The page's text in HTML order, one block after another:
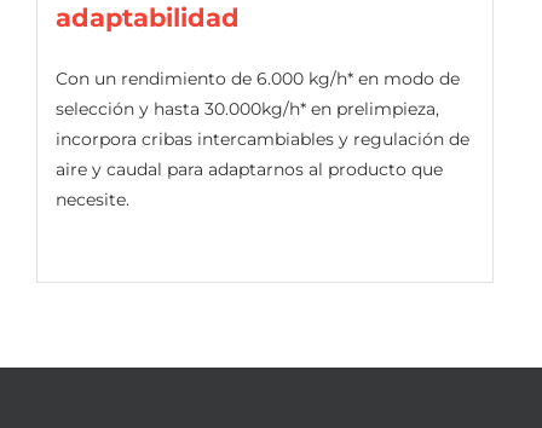
adaptabilidad
Con un rendimiento de 6.000 kg/h* en modo de
selección y hasta 30.000kg/h* en prelimpieza,
incorpora cribas intercambiables y regulación de
aire y caudal para adaptarnos al producto que
necesite.